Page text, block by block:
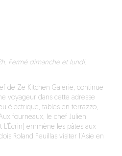
Fermé dimanche et lundi.
de Ze Kitchen Galerie, continue
voyageur dans cette adresse
électrique, tables en terrazzo,
fourneaux, le chef Julien
L’Écrin) emmène les pâtes aux
Roland Feuillas visiter l’Asie en